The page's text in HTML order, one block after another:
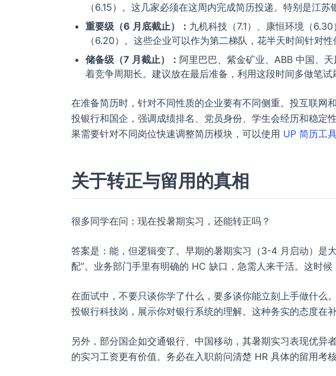
（6.15）。这几家必须在这周内完成简历投递。特别是江苏
重要级（6 月底截止）： 九机科技（7.1）、康恒环境（
（6.20）。这些企业可以作为第二梯队，花半天时间针对性
储备级（7 月截止）： 阿里巴巴、紫金矿业、ABB 中国、
着竞争周期长。建议放在最后准备，利用这段时间多做笔试
在准备简历时，针对不同性质的企业要有不同侧重。投互联网
投银行和国企，强调成绩排名、党员身份、学生会经历和稳定
果需要针对不同岗位快速调整简历模块，可以使用 UP 简历工
关于转正与留用的真相
很多同学在问：现在投暑期实习，还能转正吗？
答案是：能，但逻辑变了。早期的暑期实习（3-4 月启动）是
配”。业务部门手里有明确的 HC 缺口，急需人来干活。这时候
在面试中，不要只谈你学了什么，要多谈你能立刻上手做什么
投银行科技岗，展示你对银行系统的理解。这种务实的态度在
另外，部分国企如交通银行、中国移动，其暑期实习表现优异
的实习工资更有价值。务必在入职前问清楚 HR 具体的留用考核